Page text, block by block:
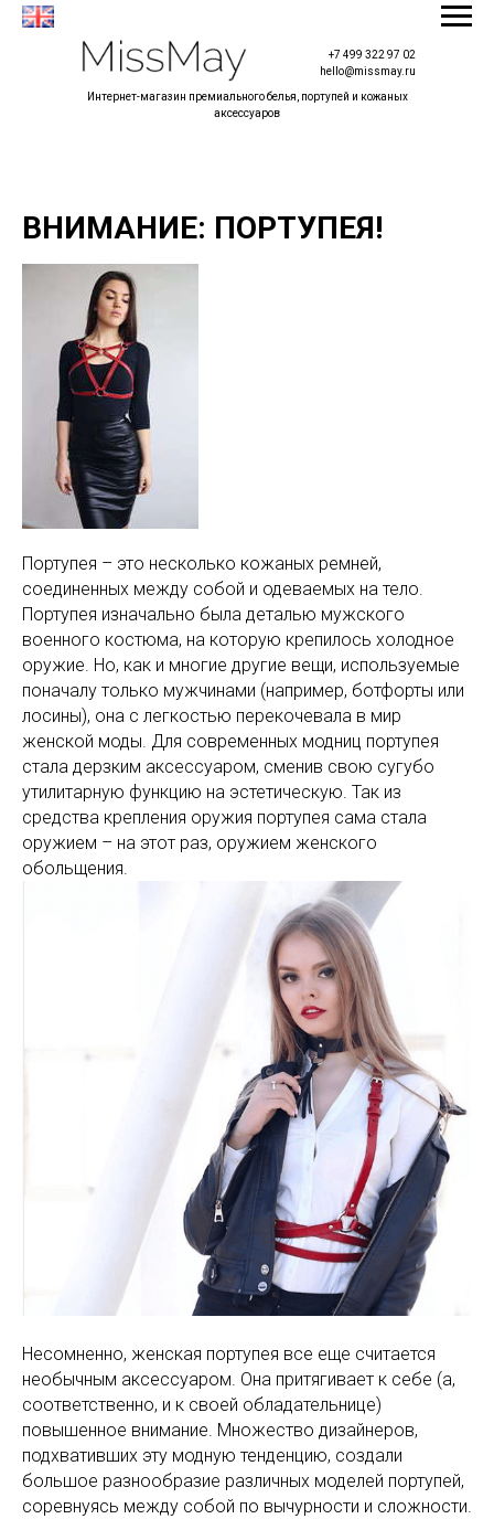
Интернет-магазин премиального белья, портупей и кожаных
аксессуаров
+7 499 322 97 02
hello@missmay.ru
ВНИМАНИЕ: ПОРТУПЕЯ!
Портупея – это несколько кожаных ремней,
соединенных между собой и одеваемых на тело.
Портупея изначально была деталью мужского
военного костюма, на которую крепилось холодное
оружие. Но, как и многие другие вещи, используемые
поначалу только мужчинами (например, ботфорты или
лосины), она с легкостью перекочевала в мир
женской моды. Для современных модниц портупея
стала дерзким аксессуаром, сменив свою сугубо
утилитарную функцию на эстетическую. Так из
средства крепления оружия портупея сама стала
оружием – на этот раз, оружием женского
обольщения.
Несомненно, женская портупея все еще считается
необычным аксессуаром. Она притягивает к себе (а,
соответственно, и к своей обладательнице)
повышенное внимание. Множество дизайнеров,
подхвативших эту модную тенденцию, создали
большое разнообразие различных моделей портупей,
соревнуясь между собой по вычурности и сложности.